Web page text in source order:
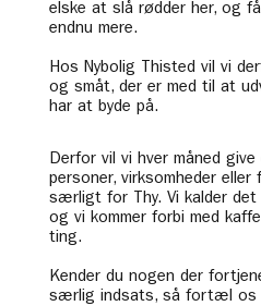
elske at slå rødder her, og
endnu mere.
Hos Nybolig Thisted vil vi
og småt, der er med til at
har at byde på.
Derfor vil vi hver måned
personer, virksomheder
særligt for Thy. Vi kalder det
og vi kommer forbi med
ting.
Kender du nogen der
særlig indsats, så fortæl os